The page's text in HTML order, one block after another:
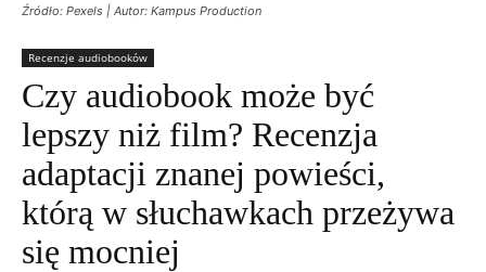
Źródło: Pexels | Autor: Kampus Production
Recenzje audiobooków
Czy audiobook może być
lepszy niż film? Recenzja
adaptacji znanej powieści,
którą w słuchawkach przeżywa
się mocniej